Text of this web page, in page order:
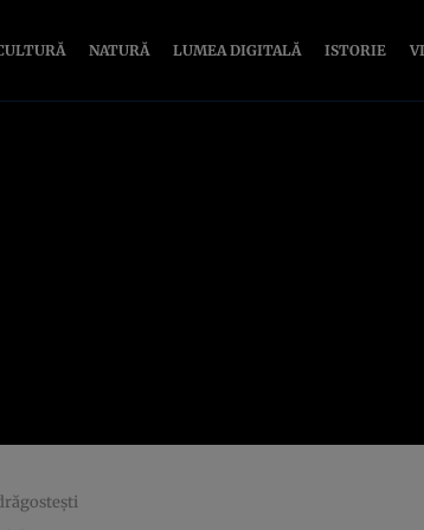
NATURĂ LUMEA DIGITALĂ ISTORIE